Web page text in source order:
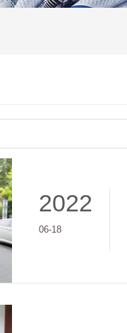
2022
06-18